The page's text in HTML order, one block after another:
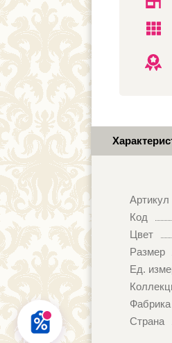
Артикул
Код
Цвет
Размер
Ед.
Фабрика
Страна